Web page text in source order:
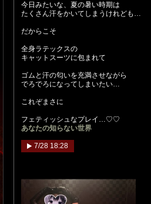
今日みたいな、夏の暑い時期は
たくさん汗をかいてしまうけれども…
だからこそ
全身ラテックスの
キャットスーツに包まれて
ゴムと汗の匂いを充満させながら
でろでろになってしまいたい…
これぞまさに
フェティッシュなプレイ…♡♡
あなたの知らない世界
7/28 18:28